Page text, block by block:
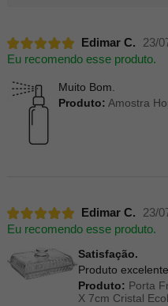
Edimar C.
23/
Eu recomendo esse produto.
Muito Bom.
Produto: Amostra
Edimar C.
23/
Eu recomendo esse produto.
Satisfação.
Produto
Produto: Porta
X 7cm Cristal